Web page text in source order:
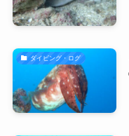
ダイビング・ログ